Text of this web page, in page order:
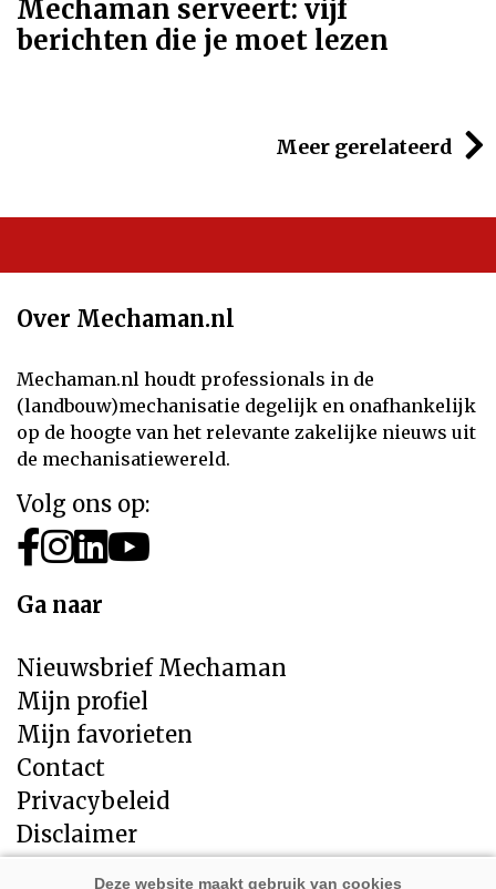
Mechaman serveert: vijf
berichten die je moet lezen
Meer gerelateerd
Over Mechaman.nl
Mechaman.nl houdt professionals in de
(landbouw)mechanisatie degelijk en onafhankelijk
op de hoogte van het relevante zakelijke nieuws uit
de mechanisatiewereld.
Volg ons op:
Ga naar
Nieuwsbrief Mechaman
Mijn profiel
Mijn favorieten
Contact
Privacybeleid
Disclaimer
Direct naar